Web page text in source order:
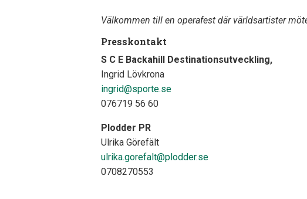
Välkommen till en operafest där världsartister
Presskontakt
S C E Backahill Destinationsutveckling,
Ingrid Lövkrona
ingrid@sporte.se
076719 56 60
Plodder PR
Ulrika Görefält
ulrika.gorefalt@plodder.se
0708270553